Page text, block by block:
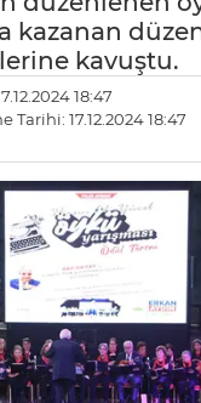
kazanan
kavuştu.
18:47
17.12.2024 18:47